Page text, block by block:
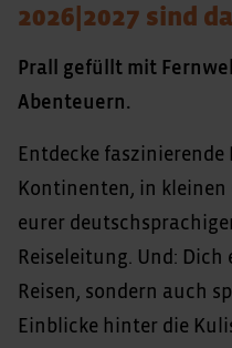
2026|2027 sind
Prall gefüllt mit
Abenteuern.
Entdecke faszinierende
Kontinenten, in kleinen
eurer
Reiseleitung. Und:
Reisen, sondern auch
Einblicke hinter die